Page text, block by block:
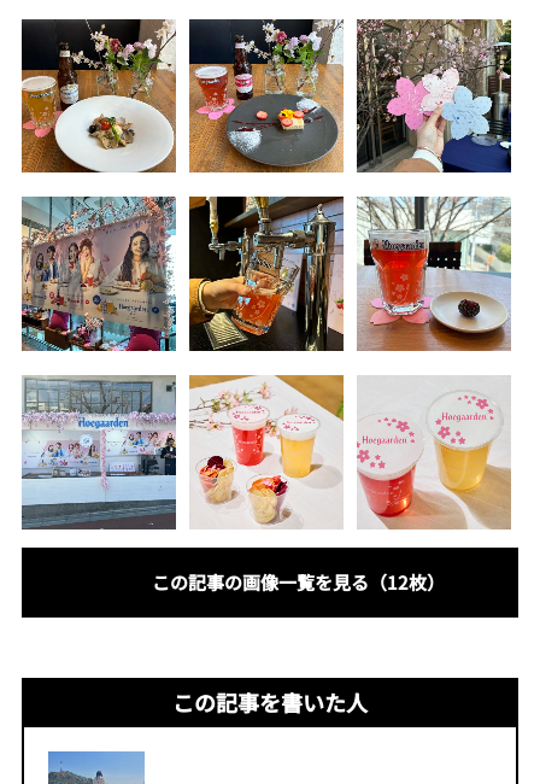
この記事の画像一覧を見る（12枚）
この記事を書いた人